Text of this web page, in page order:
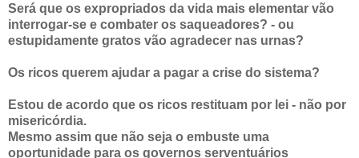
Será que os expropriados da vida mais elementar vão
interrogar-se e combater os saqueadores? - ou
estupidamente gratos vão agradecer nas urnas?
Os ricos querem ajudar a pagar a crise do sistema?
Estou de acordo que os ricos restituam por lei - não por
misericórdia.
Mesmo assim que não seja o embuste uma
oportunidade para os governos serventuários